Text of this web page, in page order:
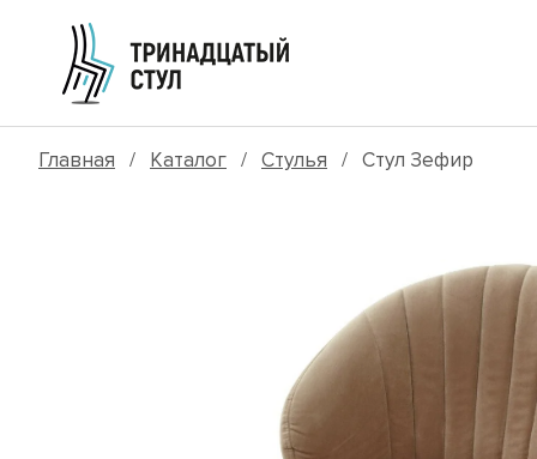
Главная / Каталог / Стулья / Стул Зефир